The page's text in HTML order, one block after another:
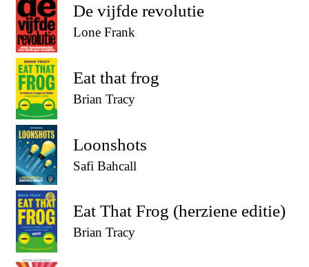
De vijfde revolutie
Lone Frank
Eat that frog
Brian Tracy
Loonshots
Safi Bahcall
Eat That Frog (herziene editie)
Brian Tracy